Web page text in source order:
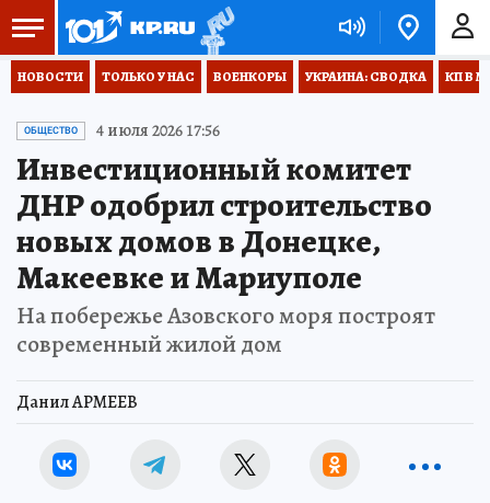
НОВОСТИ ТОЛЬКО У НАС ВОЕНКОРЫ УКРАИНА: СВОДКА КП В
ОБЩЕСТВО 4 июля 2026 17:56
Инвестиционный комитет
ДНР одобрил строительство
новых домов в Донецке,
Макеевке и Мариуполе
На побережье Азовского моря построят
современный жилой дом
Данил АРМЕЕВ